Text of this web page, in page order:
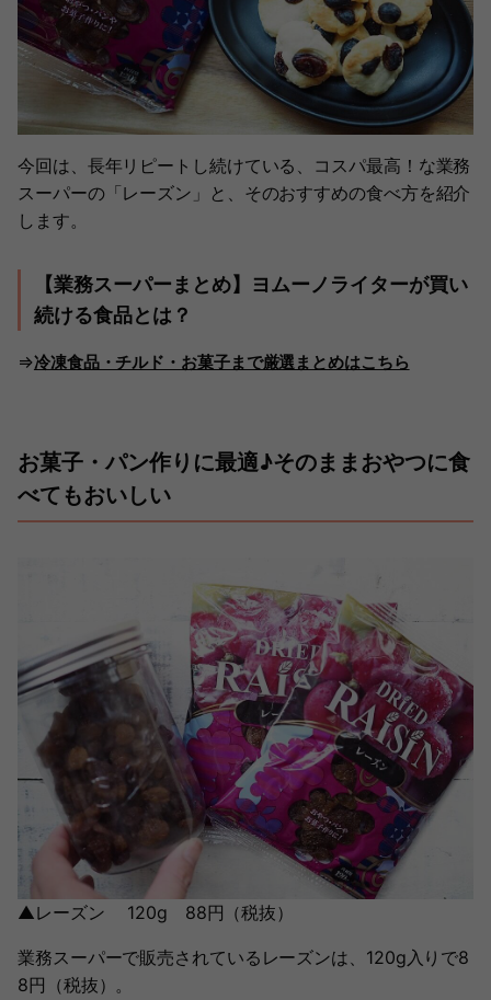
今回は、長年リピートし続けている、コスパ最高！な業務
スーパーの「レーズン」と、そのおすすめの食べ方を紹介
します。
【業務スーパーまとめ】ヨムーノライターが買い
続ける食品とは？
⇒冷凍食品・チルド・お菓子まで厳選まとめはこちら
お菓子・パン作りに最適♪そのままおやつに食
べてもおいしい
▲レーズン 120g 88円（税抜）
業務スーパーで販売されているレーズンは、120g入りで8
8円（税抜）。